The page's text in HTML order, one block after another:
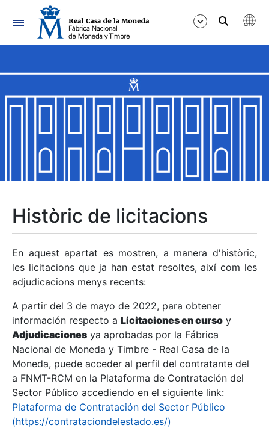
Navegació
Mostra/Amaga
Mostra/Amaga
Mostra/Amaga
Mostra/Amaga
Mostra/Amaga
Històric de licitacions
En aquest apartat es mostren, a manera d'històric,
les licitacions que ja han estat resoltes, així com les
adjudicacions menys recents:
A partir del 3 de mayo de 2022, para obtener
información respecto a Licitaciones en curso y
Adjudicaciones ya aprobadas por la Fábrica
Nacional de Moneda y Timbre - Real Casa de la
Moneda, puede acceder al perfil del contratante del
a FNMT-RCM en la Plataforma de Contratación del
Sector Público accediendo en el siguiente link:
Plataforma de Contratación del Sector Público
(https://contrataciondelestado.es/)